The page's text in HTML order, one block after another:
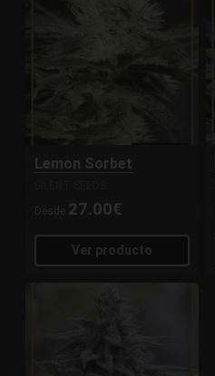
Lemon Sorbet
Desde 27.00€
Ver producto